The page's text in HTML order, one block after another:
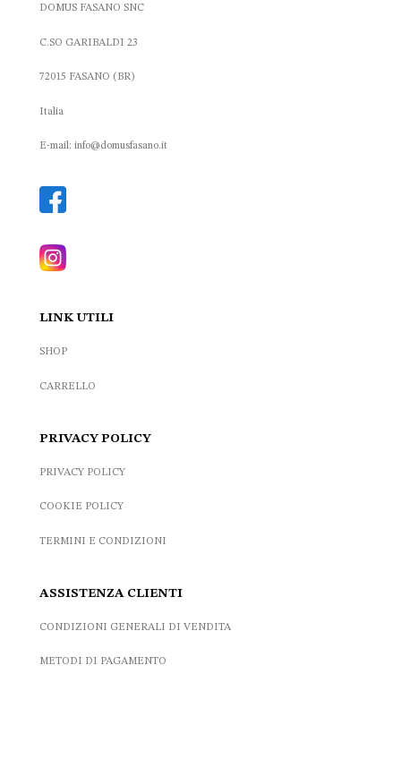
DOMUS FASANO SNC
C.SO GARIBALDI 23
72015 FASANO (BR)
Italia
E-mail: info@domusfasano.it
LINK UTILI
SHOP
CARRELLO
PRIVACY POLICY
PRIVACY POLICY
COOKIE POLICY
TERMINI E CONDIZIONI
ASSISTENZA CLIENTI
CONDIZIONI GENERALI DI VENDITA
METODI DI PAGAMENTO